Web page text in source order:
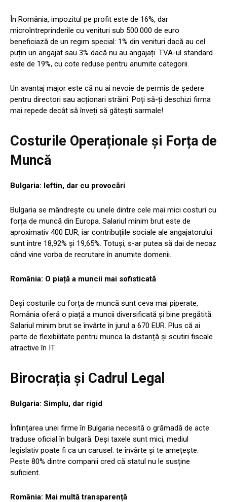
În România, impozitul pe profit este de 16%, dar
microîntreprinderile cu venituri sub 500.000 de euro
beneficiază de un regim special: 1% din venituri dacă au cel
puțin un angajat sau 3% dacă nu au angajați. TVA-ul standard
este de 19%, cu cote reduse pentru anumite categorii.
Un avantaj major este că nu ai nevoie de permis de ședere
pentru directori sau acționari străini. Poți să-ți deschizi firma
mai repede decât să înveți să gătești sarmale!
Costurile Operaționale și Forța de
Muncă
Bulgaria: Ieftin, dar cu provocări
Bulgaria se mândrește cu unele dintre cele mai mici costuri cu
forța de muncă din Europa. Salariul minim brut este de
aproximativ 400 EUR, iar contribuțiile sociale ale angajatorului
sunt între 18,92% și 19,65%. Totuși, s-ar putea să dai de necaz
când vine vorba de recrutare în anumite domenii.
România: O piață a muncii mai sofisticată
Deși costurile cu forța de muncă sunt ceva mai piperate,
România oferă o piață a muncii diversificată și bine pregătită.
Salariul minim brut se învârte în jurul a 670 EUR. Plus că ai
parte de flexibilitate pentru munca la distanță și scutiri fiscale
atractive în IT.
Birocrația și Cadrul Legal
Bulgaria: Simplu, dar rigid
Înființarea unei firme în Bulgaria necesită o grămadă de acte
traduse oficial în bulgară. Deși taxele sunt mici, mediul
legislativ poate fi ca un carusel: te învârte și te amețește.
Peste 80% dintre companii cred că statul nu le susține
suficient.
România: Mai multă transparență